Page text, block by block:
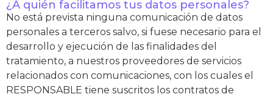
¿A quién facilitamos tus datos personales?
No está prevista ninguna comunicación de datos
personales a terceros salvo, si fuese necesario para el
desarrollo y ejecución de las finalidades del
tratamiento, a nuestros proveedores de servicios
relacionados con comunicaciones, con los cuales el
RESPONSABLE tiene suscritos los contratos de